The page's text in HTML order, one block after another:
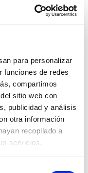
para personalizar
funciones de redes
compartimos
sitio web con
publicidad y análisis
otra información
recopilado a
servicios.
comprar